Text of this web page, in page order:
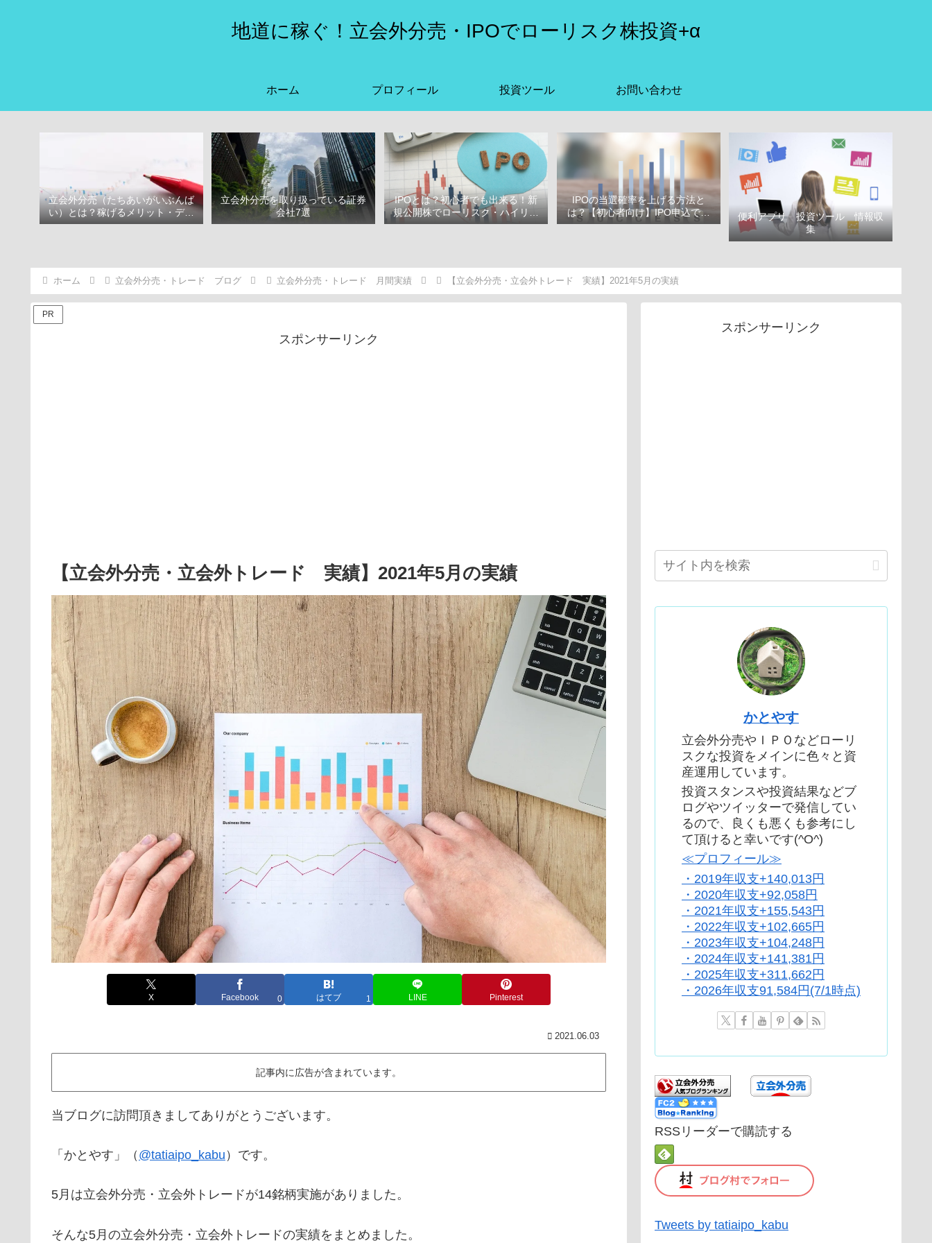
地道に稼ぐ！立会外分売・IPOでローリスク株投資+α
ホーム プロフィール 投資ツール お問い合わせ
立会外分売（たちあいがいぶんば
い）とは？稼げるメリット・デメ
リット
立会外分売を取り扱っている証券
会社7選
IPOとは？初心者でも出来る！新
規公開株でローリスク・ハイリタ
ーン投資をはじめよう！
IPOの当選確率を上げる方法と
は？【初心者向け】IPO申込で選
ぶべき証券会社
便利アプリ 投資ツール 情報収
集
ホーム 立会外分売・トレード ブログ 立会外分売・トレード 月間実績 【立会外分売・立会外トレード 実績】2021年5月の実績
PR
スポンサーリンク
【立会外分売・立会外トレード 実績】2021年5月の実績
X Facebook 0 はてブ 1 LINE Pinterest
2021.06.03
記事内に広告が含まれています。
当ブログに訪問頂きましてありがとうございます。
「かとやす」（ @tatiaipo_kabu ）です。
5月は立会外分売・立会外トレードが14銘柄実施がありました。
そんな5月の立会外分売・立会外トレードの実績をまとめました。
スポンサーリンク
かとやす
立会外分売やＩＰＯなどローリ
スクな投資をメインに色々と資
産運用しています。
投資スタンスや投資結果などブ
ログやツイッターで発信してい
るので、良くも悪くも参考にし
て頂けると幸いです(^O^)
≪プロフィール≫
・2019年収支+140,013円
・2020年収支+92,058円
・2021年収支+155,543円
・2022年収支+102,665円
・2023年収支+104,248円
・2024年収支+141,381円
・2025年収支+311,662円
・2026年収支91,584円(7/1時点)
RSSリーダーで購読する
Tweets by tatiaipo_kabu